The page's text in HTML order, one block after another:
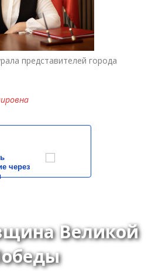
представителей города
через
Великой